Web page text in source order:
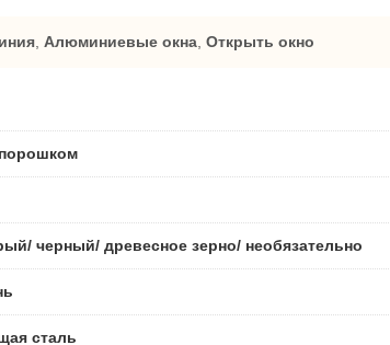
Алюминиевые окна Открыть окно
черный/ древесное зерно/ необязательно
сталь